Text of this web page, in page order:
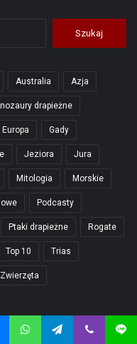
Australia Azja
drapieżne
Europa Gady
Jeziora Jura
Mitologia Morskie
Podcasty
Ptaki drapieżne Rogate
Top 10 Trias
Zwierzęta